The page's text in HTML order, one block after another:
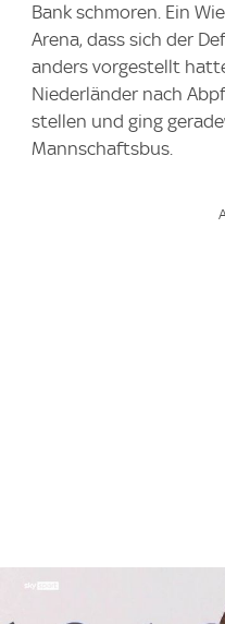
Bank schmoren. Ein
Arena, dass sich der
anders vorgestellt
Niederländer nach
stellen und ging
Mannschaftsbus.